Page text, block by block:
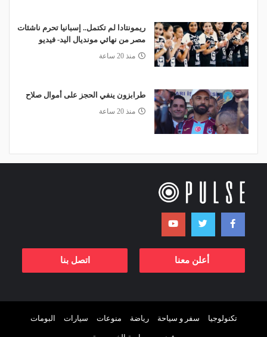
ريمونتادا لم تكتمل.. إسبانيا تحرم ناشئات
مصر من نهائي مونديال اليد- فيديو
منذ 20 ساعة
طرابزون ينفي الحجز على أموال صلاح
منذ 20 ساعة
أعلن معنا اتصل بنا
تكنولوجيا سفر و سياحة رياضة منوعات سيارات البومات